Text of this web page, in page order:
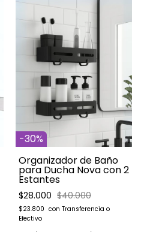
-30%
Organizador de Baño
para Ducha Nova con 2
Estantes
$28.000 $40.000
$23.800